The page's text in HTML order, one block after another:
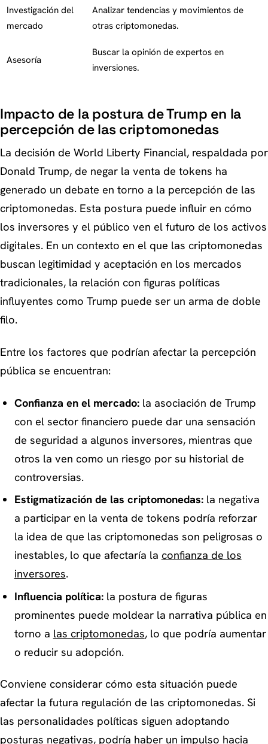
Investigación del
mercado
Analizar tendencias y movimientos de
otras criptomonedas.
Asesoría
Buscar la opinión de expertos en
inversiones.
Impacto de la postura de Trump en la
percepción de las criptomonedas
La decisión de World Liberty Financial, respaldada por
Donald Trump, de negar la venta de tokens ha
generado un debate en torno a la percepción de las
criptomonedas. Esta postura puede influir en cómo
los inversores y el público ven el futuro de los activos
digitales. En un contexto en el que las criptomonedas
buscan legitimidad y aceptación en los mercados
tradicionales, la relación con figuras políticas
influyentes como Trump puede ser un arma de doble
filo.
Entre los factores que podrían afectar la percepción
pública se encuentran:
Confianza en el mercado:la asociación de Trump
con el sector financiero puede dar una sensación
de seguridad a algunos inversores, mientras que
otros la ven como un riesgo por su historial de
controversias.
Estigmatización de las criptomonedas:la negativa
a participar en la venta de tokens podría reforzar
la idea de que las criptomonedas son peligrosas o
inestables, lo que afectaría la confianza de los
inversores.
Influencia política:la postura de figuras
prominentes puede moldear la narrativa pública en
torno a las criptomonedas, lo que podría aumentar
o reducir su adopción.
Conviene considerar cómo esta situación puede
afectar la futura regulación de las criptomonedas. Si
las personalidades políticas siguen adoptando
posturas negativas, podría haber un impulso hacia